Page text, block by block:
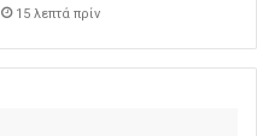
15 λεπτά πρίν